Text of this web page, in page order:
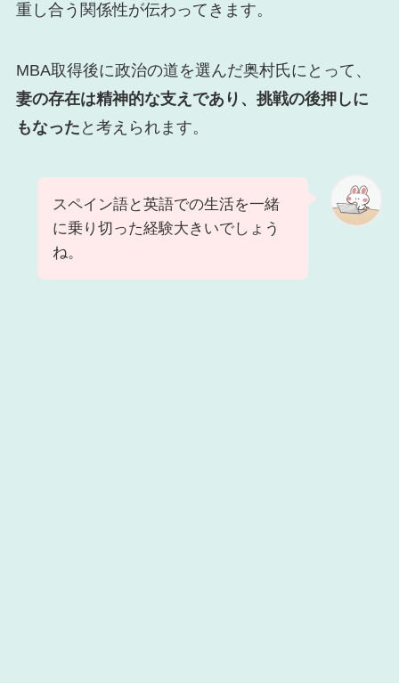
重し合う関係性が伝わってきます。
MBA取得後に政治の道を選んだ奥村氏にとって、
妻の存在は精神的な支えであり、挑戦の後押しに
もなった と考えられます。
スペイン語と英語での生活を一緒
に乗り切った経験大きいでしょう
ね。